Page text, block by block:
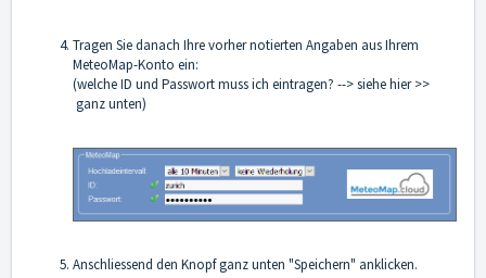
Tragen Sie danach Ihre vorher notierten Angaben aus Ihrem
MeteoMap-Konto ein:
(welche ID und Passwort muss ich eintragen? -->siehe hier >>
ganz unten)
Anschliessend den Knopf ganz unten "Speichern" anklicken.